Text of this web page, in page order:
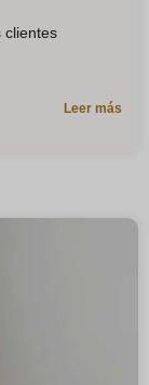
clientes
Leer más